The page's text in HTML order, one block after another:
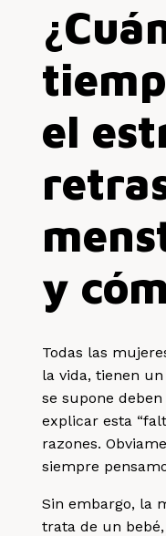
el
y
Todas las
la vida, tienen
se supone
explicar esta
razones.
siempre
Sin embargo, la
trata de un